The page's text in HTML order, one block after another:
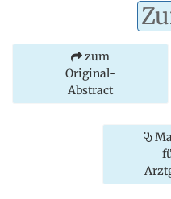
zum
Original-
Abstract